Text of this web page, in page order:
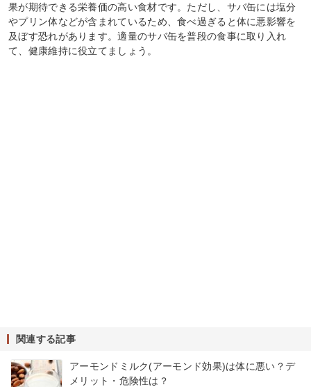
果が期待できる栄養価の高い食材です。ただし、サバ缶には塩分
やプリン体などが含まれているため、食べ過ぎると体に悪影響を
及ぼす恐れがあります。適量のサバ缶を普段の食事に取り入れ
て、健康維持に役立てましょう。
関連する記事
アーモンドミルク(アーモンド効果)は体に悪い？デ
メリット・危険性は？